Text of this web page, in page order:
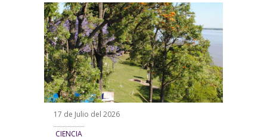
17 de Julio del 2026
CIENCIA